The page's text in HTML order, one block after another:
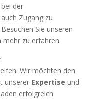
der
Zugang zu
Sie unseren
mehr zu erfahren.
Wir möchten den
unserer Expertise und
erfolgreich